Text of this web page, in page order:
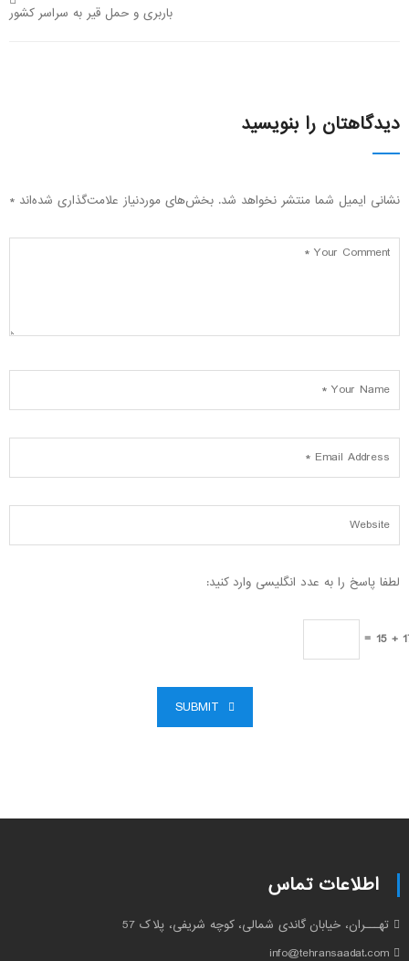
باربری و حمل قیر به سراسر کشور
دیدگاهتان را بنویسید
نشانی ایمیل شما منتشر نخواهد شد. بخش‌های موردنیاز علامت‌گذاری شده‌اند *
لطفا پاسخ را به عدد انگلیسی وارد کنید:
17
SUBMIT
اطلاعات تماس
تهـــران، خیابان گاندی شمالی، کوچه شریفی، پلاک 57